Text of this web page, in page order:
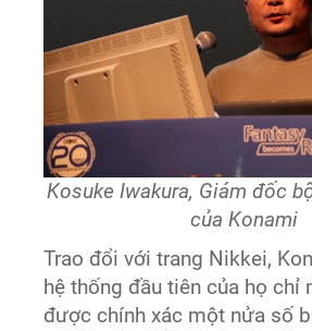
Kosuke Iwakura, Giám đốc
của Konami
Trao đổi với trang Nikkei,
hệ thống đầu tiên của họ chỉ
được chính xác một nửa số